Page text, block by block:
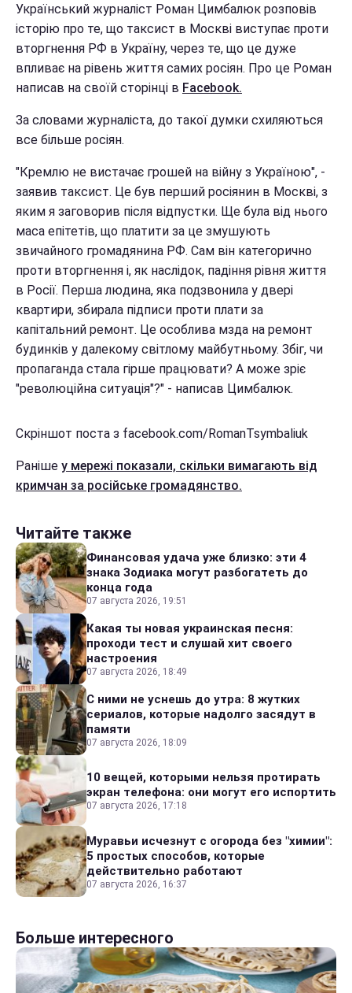
Український журналіст Роман Цимбалюк розповів
історію про те, що таксист в Москві виступає проти
вторгнення РФ в Україну, через те, що це дуже
впливає на рівень життя самих росіян. Про це Роман
написав на своїй сторінці в Facebook.
За словами журналіста, до такої думки схиляються
все більше росіян.
"Кремлю не вистачає грошей на війну з Україною", -
заявив таксист. Це був перший росіянин в Москві, з
яким я заговорив після відпустки. Ще була від нього
маса епітетів, що платити за це змушують
звичайного громадянина РФ. Сам він категорично
проти вторгнення і, як наслідок, падіння рівня життя
в Росії. Перша людина, яка подзвонила у двері
квартири, збирала підписи проти плати за
капітальний ремонт. Це особлива мзда на ремонт
будинків у далекому світлому майбутньому. Збіг, чи
пропаганда стала гірше працювати? А може зріє
"революційна ситуація"?" - написав Цимбалюк.
Скріншот поста з facebook.com/RomanTsymbaliuk
Раніше у мережі показали, скільки вимагають від
кримчан за російське громадянство.
Читайте также
Финансовая удача уже близко: эти 4
знака Зодиака могут разбогатеть до
конца года
07 августа 2026, 19:51
Какая ты новая украинская песня:
проходи тест и слушай хит своего
настроения
07 августа 2026, 18:49
С ними не уснешь до утра: 8 жутких
сериалов, которые надолго засядут в
памяти
07 августа 2026, 18:09
10 вещей, которыми нельзя протирать
экран телефона: они могут его испортить
07 августа 2026, 17:18
Муравьи исчезнут с огорода без "химии":
5 простых способов, которые
действительно работают
07 августа 2026, 16:37
Больше интересного